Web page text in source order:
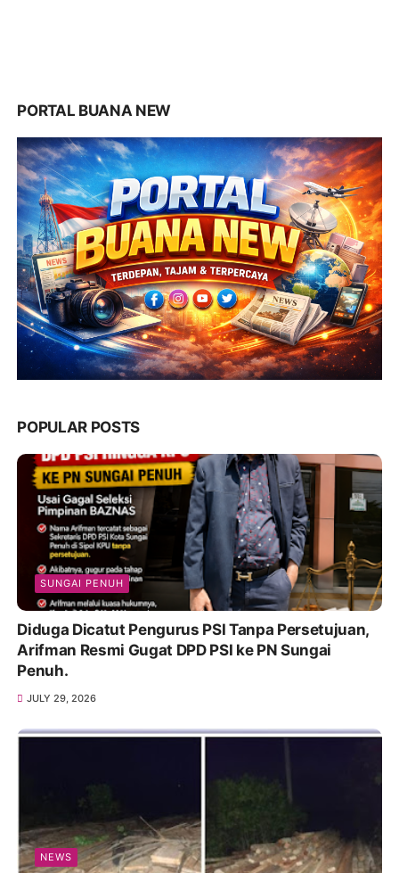
PORTAL BUANA NEW
POPULAR POSTS
SUNGAI PENUH
Diduga Dicatut Pengurus PSI Tanpa Persetujuan,
Arifman Resmi Gugat DPD PSI ke PN Sungai
Penuh.
JULY 29, 2026
NEWS